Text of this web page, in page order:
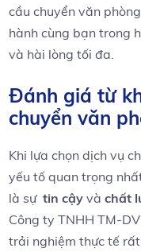
cầu chuyển văn
hành cùng bạn trong
⁢và hài lòng tối đa.
Đánh giá từ
chuyển văn
Khi lựa chọn dịch vụ
yếu tố quan trọng
là sự ⁤tin cậy ⁤vàchất
Công ty TNHH⁢ TM-
trải nghiệm thực tế